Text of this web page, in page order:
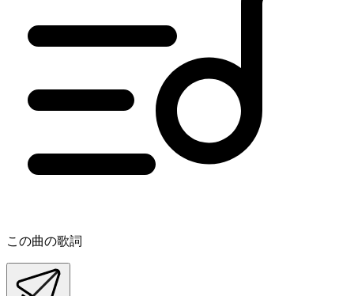
この曲の歌詞